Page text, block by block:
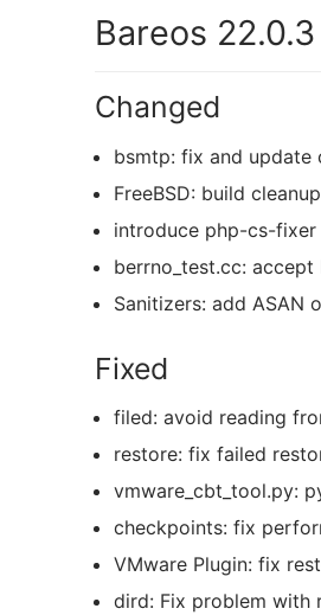
Bareos
Changed
bsmtp: fix and update
FreeBSD: build cleanup
introduce php-cs-fixer
berrno_test.cc: accept
Sanitizers: add ASAN
Fixed
filed: avoid reading
restore: fix failed
vmware_cbt_tool.py:
checkpoints: fix
VMware Plugin: fix
dird: Fix problem with